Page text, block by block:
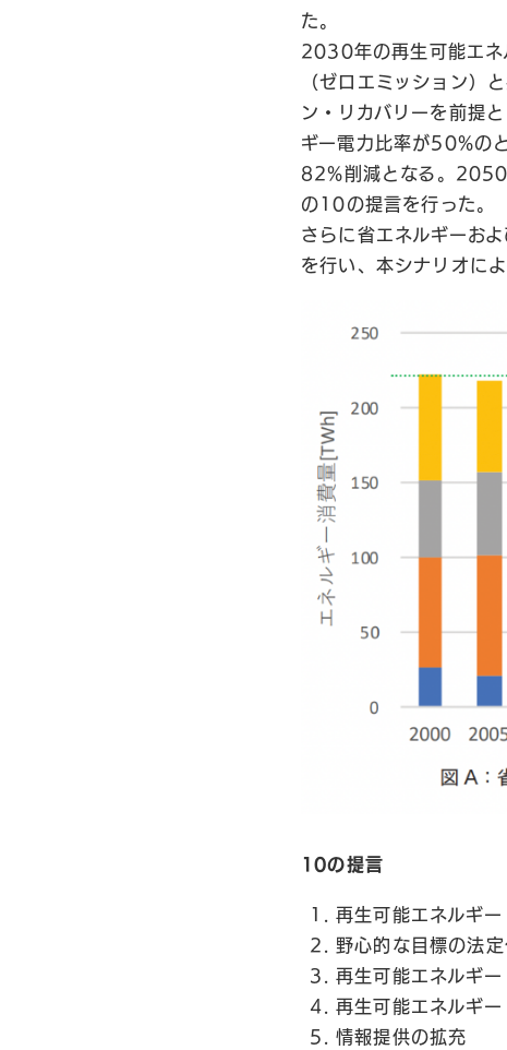
た。
2030年の再生可能エ
（ゼロエミッション）
ン・リカバリーを前提
ギー電力比率が50%の
82%削減となる。2050
の10の提言を行った。
さらに省エネルギーお
を行い、本シナリオに
10の提言
再生可能エネルギ
野心的な目標の法定
再生可能エネルギ
再生可能エネルギ
情報提供の拡充